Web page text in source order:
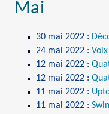
Mai
30 mai 2022 :
24 mai 2022 :
12 mai 2022 :
12 mai 2022 :
11 mai 2022 :
11 mai 2022 :